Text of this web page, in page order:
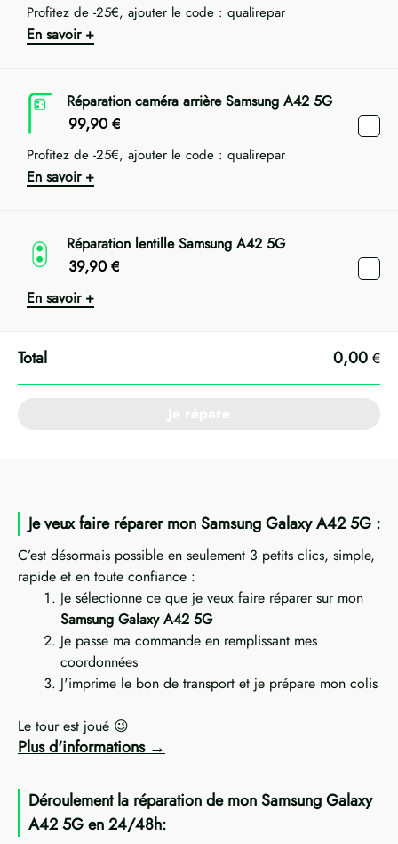
Profitez de -25€, ajouter le code : qualirepar
En savoir +
Réparation caméra arrière Samsung A42 5G
99,90 €
Profitez de -25€, ajouter le code : qualirepar
En savoir +
Réparation lentille Samsung A42 5G
39,90 €
En savoir +
0,00 €
Je veux faire réparer mon Samsung Galaxy A42 5G :
C’est désormais possible en seulement 3 petits clics, simple,
rapide et en toute confiance :
Je sélectionne ce que je veux faire réparer sur mon
Samsung Galaxy A42 5G
Je passe ma commande en remplissant mes
coordonnées
J'imprime le bon de transport et je prépare mon colis
Le tour est joué 😉
Plus d'informations
Déroulement la réparation de mon Samsung Galaxy
A42 5G en 24/48h: